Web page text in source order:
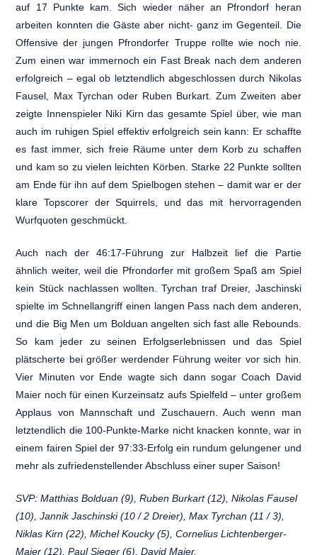
auf 17 Punkte kam. Sich wieder näher an Pfrondorf heran
arbeiten konnten die Gäste aber nicht- ganz im Gegenteil. Die
Offensive der jungen Pfrondorfer Truppe rollte wie noch nie.
Zum einen war immernoch ein Fast Break nach dem anderen
erfolgreich – egal ob letztendlich abgeschlossen durch Nikolas
Fausel, Max Tyrchan oder Ruben Burkart. Zum Zweiten aber
zeigte Innenspieler Niki Kirn das gesamte Spiel über, wie man
auch im ruhigen Spiel effektiv erfolgreich sein kann: Er schaffte
es fast immer, sich freie Räume unter dem Korb zu schaffen
und kam so zu vielen leichten Körben. Starke 22 Punkte sollten
am Ende für ihn auf dem Spielbogen stehen – damit war er der
klare Topscorer der Squirrels, und das mit hervorragenden
Wurfquoten geschmückt.
Auch nach der 46:17-Führung zur Halbzeit lief die Partie
ähnlich weiter, weil die Pfrondorfer mit großem Spaß am Spiel
kein Stück nachlassen wollten. Tyrchan traf Dreier, Jaschinski
spielte im Schnellangriff einen langen Pass nach dem anderen,
und die Big Men um Bolduan angelten sich fast alle Rebounds.
So kam jeder zu seinen Erfolgserlebnissen und das Spiel
plätscherte bei größer werdender Führung weiter vor sich hin.
Vier Minuten vor Ende wagte sich dann sogar Coach David
Maier noch für einen Kurzeinsatz aufs Spielfeld – unter großem
Applaus von Mannschaft und Zuschauern. Auch wenn man
letztendlich die 100-Punkte-Marke nicht knacken konnte, war in
einem fairen Spiel der 97:33-Erfolg ein rundum gelungener und
mehr als zufriedenstellender Abschluss einer super Saison!
SVP: Matthias Bolduan (9), Ruben Burkart (12), Nikolas Fausel
(10), Jannik Jaschinski (10 / 2 Dreier), Max Tyrchan (11 / 3),
Niklas Kirn (22), Michel Koucky (5), Cornelius Lichtenberger-
Maier (12), Paul Sieger (6), David Maier.